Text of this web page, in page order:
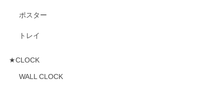
ポスター
トレイ
★CLOCK
WALL CLOCK